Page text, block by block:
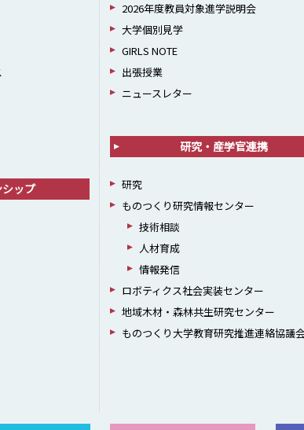
ップ
2026年度教員対象進学説明会
大学個別見学
GIRLS NOTE
出張授業
ニュースレター
研究・産学官連携
研究
ものつくり研究情報センター
技術相談
人材育成
情報発信
ロボティクス社会実装センター
地域木材・森林共生研究センター
ものつくり大学教育研究推進連絡協議